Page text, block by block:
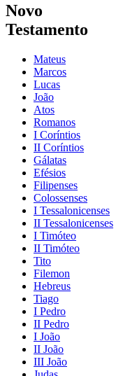
Novo
Testamento
Mateus
Marcos
Lucas
João
Atos
Romanos
I Coríntios
II Coríntios
Gálatas
Efésios
Filipenses
Colossenses
I Tessalonicenses
II Tessalonicenses
I Timóteo
II Timóteo
Tito
Filemon
Hebreus
Tiago
I Pedro
II Pedro
I João
II João
III João